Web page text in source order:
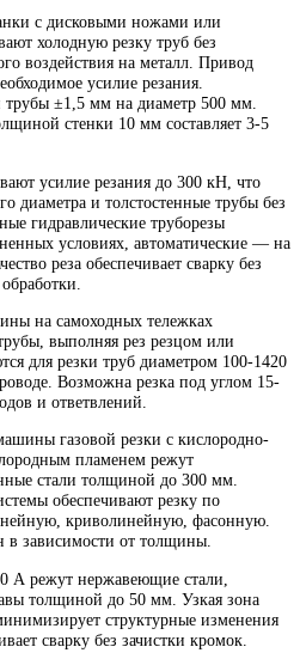
важная операция при
определяющая качество
и производительность
труборезные машины
биметаллических труб
толщиной стенки до 60 мм с
и минимальной деформации
с дисковыми ножами или
холодную резку труб без
воздействия на металл.
необходимое усилие резания.
оси трубы ±1,5 мм на диаметр 500
усилие резания до 300 кН,
диаметра и толстостенные
гидравлические труборезы
условиях,
реза обеспечивает сварку
обработки.
на самоходных тележках
трубы, выполняя рез резцом или
Возможна резка под
и ответвлений.